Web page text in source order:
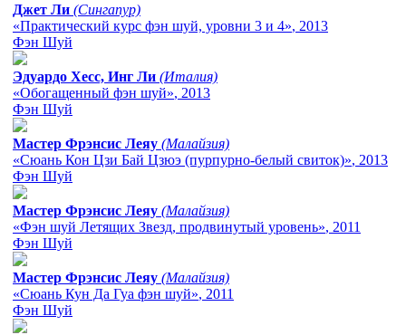
Джет Ли (Сингапур)
«Практический курс фэн шуй, уровни 3 и 4», 2013
Фэн Шуй
Эдуардо Хесс, Инг Ли (Италия)
«Обогащенный фэн шуй», 2013
Фэн Шуй
Мастер Фрэнсис Леяу (Малайзия)
«Сюань Кон Цзи Бай Цзюэ (пурпурно-белый свиток)», 2013
Фэн Шуй
Мастер Фрэнсис Леяу (Малайзия)
«Фэн шуй Летящих Звезд, продвинутый уровень», 2011
Фэн Шуй
Мастер Фрэнсис Леяу (Малайзия)
«Сюань Кун Да Гуа фэн шуй», 2011
Фэн Шуй